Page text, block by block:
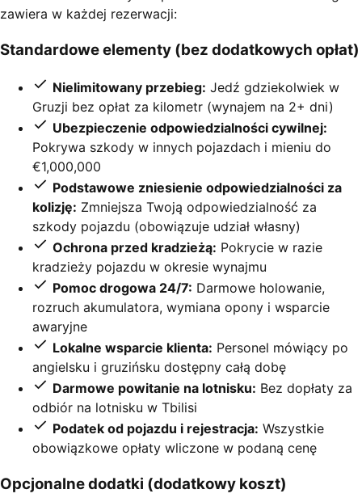
zawiera w każdej rezerwacji:
Standardowe elementy (bez dodatkowych opłat)
Nielimitowany przebieg: Jedź gdziekolwiek w
Gruzji bez opłat za kilometr (wynajem na 2+ dni)
Ubezpieczenie odpowiedzialności cywilnej:
Pokrywa szkody w innych pojazdach i mieniu do
€1,000,000
Podstawowe zniesienie odpowiedzialności za
kolizję: Zmniejsza Twoją odpowiedzialność za
szkody pojazdu (obowiązuje udział własny)
Ochrona przed kradzieżą: Pokrycie w razie
kradzieży pojazdu w okresie wynajmu
Pomoc drogowa 24/7: Darmowe holowanie,
rozruch akumulatora, wymiana opony i wsparcie
awaryjne
Lokalne wsparcie klienta: Personel mówiący po
angielsku i gruzińsku dostępny całą dobę
Darmowe powitanie na lotnisku: Bez dopłaty za
odbiór na lotnisku w Tbilisi
Podatek od pojazdu i rejestracja: Wszystkie
obowiązkowe opłaty wliczone w podaną cenę
Opcjonalne dodatki (dodatkowy koszt)